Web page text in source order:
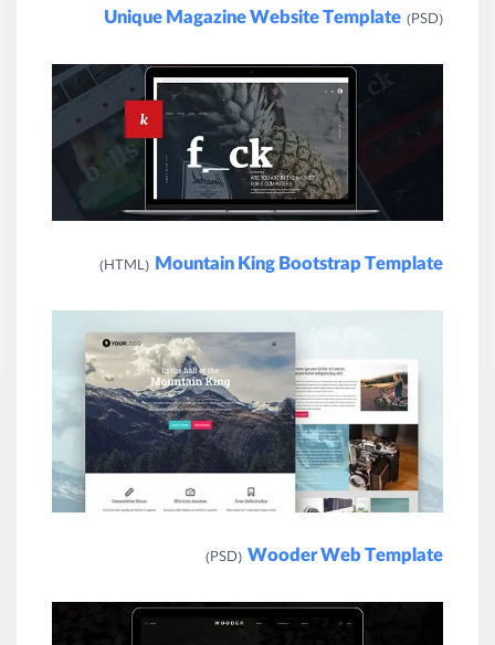
Unique Magazine Website Template (PSD)
Mountain King Bootstrap Template
(HTML)
Wooder Web Template
(PSD)